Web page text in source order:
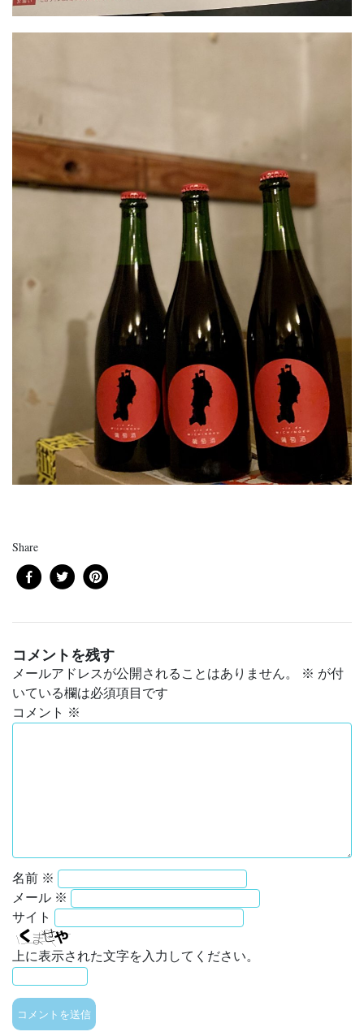
Share
コメントを残す
メールアドレスが公開されることはありません。 ※ が付
いている欄は必須項目です
コメント ※
名前 ※
メール ※
サイト
上に表示された文字を入力してください。